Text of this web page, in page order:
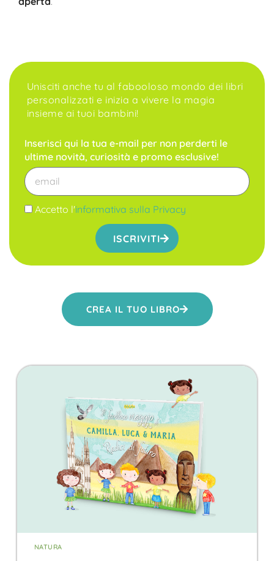
Unisciti anche tu al fabooloso mondo dei libri
personalizzati e inizia a vivere la magia
insieme ai tuoi bambini!
Inserisci qui la tua e-mail per non perderti le
ultime novità, curiosità e promo esclusive!
Accetto l'informativa sulla Privacy
ISCRIVITI
CREA IL TUO LIBRO
NATURA